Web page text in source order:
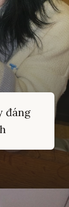
đáng